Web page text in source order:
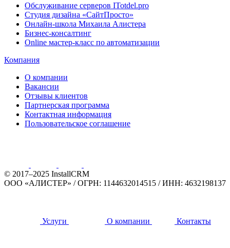
Обслуживание серверов ITotdel.pro
Студия дизайна «СайтПросто»
Онлайн-школа Михаила Алистера
Бизнес-консалтинг
Online мастер-класс по автоматизации
Компания
О компании
Вакансии
Отзывы клиентов
Партнерская программа
Контактная информация
Пользовательское соглашение
© 2017–2025 InstallCRM
ООО «АЛИСТЕР» /ОГРН: 1144632014515 /ИНН: 4632198137
Услуги О компании Контакты